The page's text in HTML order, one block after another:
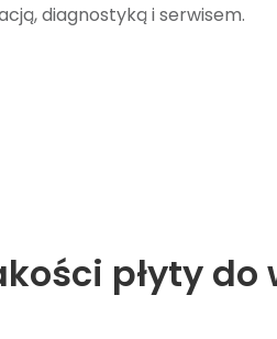
diagnostyką i serwisem.
płyty